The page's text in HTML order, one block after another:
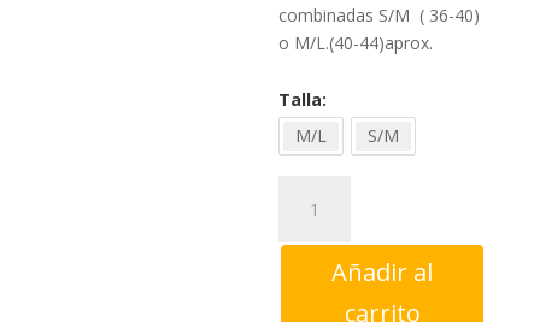
combinadas S/M ( 36-40)
o M/L.(40-44)aprox.
Talla
M/L
S/M
Camisero
blanco
TheatreAñadir al
carrito